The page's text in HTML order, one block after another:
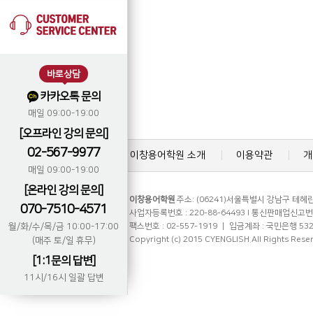
바로상담
카카오톡 문의
매일 09:00-19:00
[오프라인 강의 문의]
02-567-9977
매일 09:00-19:00
[온라인 강의 문의]
070-7510-4571
월/화/수/목/금 10:00-17:00
(매주 토/일 휴무)
[1:1문의 답변]
11시/16시 일괄 답변
이창용어학원 소개 이용약관
이창용어학원 주소: (06241)서울특별시 강남구 테헤
사업자등록번호 : 220-88-64493 l 통신판매업신고
팩스번호 : 02-557-1919 ㅣ 입금계좌 : 국민은행
Copyright (c) 2015 CYENGLISH.All Rights